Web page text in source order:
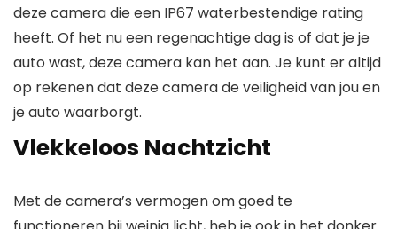
deze camera die een IP67 waterbestendige rating
heeft. Of het nu een regenachtige dag is of dat je je
auto wast, deze camera kan het aan. Je kunt er altijd
op rekenen dat deze camera de veiligheid van jou en
je auto waarborgt.
Vlekkeloos Nachtzicht
Met de camera’s vermogen om goed te